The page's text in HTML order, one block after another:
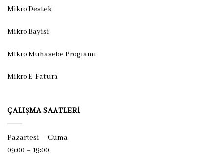
Mikro Destek
Mikro Bayisi
Mikro Muhasebe Programı
Mikro E-Fatura
ÇALIŞMA SAATLERI
Pazartesi – Cuma
09:00 – 19:00